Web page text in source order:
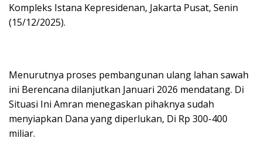
Kompleks Istana Kepresidenan, Jakarta Pusat, Senin
(15/12/2025).
Menurutnya proses pembangunan ulang lahan sawah
ini Berencana dilanjutkan Januari 2026 mendatang. Di
Situasi Ini Amran menegaskan pihaknya sudah
menyiapkan Dana yang diperlukan, Di Rp 300-400
miliar.